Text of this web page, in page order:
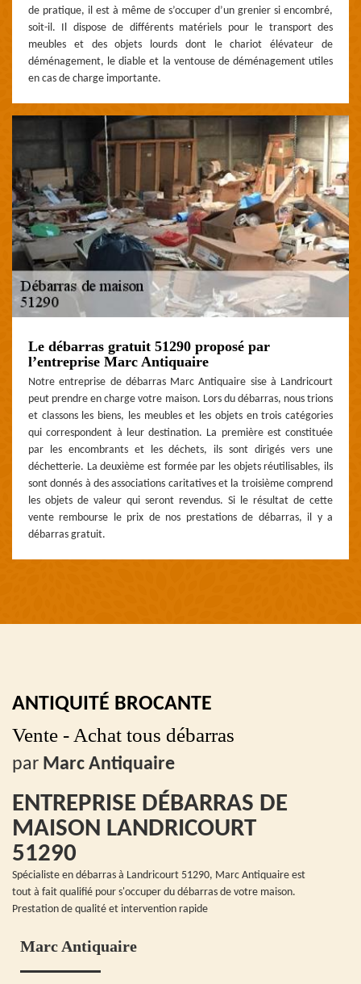
de pratique, il est à même de s’occuper d’un grenier si encombré,
soit-il. Il dispose de différents matériels pour le transport des
meubles et des objets lourds dont le chariot élévateur de
déménagement, le diable et la ventouse de déménagement utiles
en cas de charge importante.
Le débarras gratuit 51290 proposé par
l’entreprise Marc Antiquaire
Notre entreprise de débarras Marc Antiquaire sise à Landricourt
peut prendre en charge votre maison. Lors du débarras, nous trions
et classons les biens, les meubles et les objets en trois catégories
qui correspondent à leur destination. La première est constituée
par les encombrants et les déchets, ils sont dirigés vers une
déchetterie. La deuxième est formée par les objets réutilisables, ils
sont donnés à des associations caritatives et la troisième comprend
les objets de valeur qui seront revendus. Si le résultat de cette
vente rembourse le prix de nos prestations de débarras, il y a
débarras gratuit.
ANTIQUITÉ BROCANTE
Vente - Achat tous débarras
par Marc Antiquaire
ENTREPRISE DÉBARRAS DE
MAISON LANDRICOURT
51290
Spécialiste en débarras à Landricourt 51290, Marc Antiquaire est
tout à fait qualifié pour s'occuper du débarras de votre maison.
Prestation de qualité et intervention rapide
Marc Antiquaire